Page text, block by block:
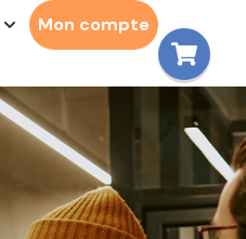
Mon compte